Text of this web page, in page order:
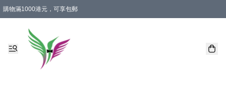
購物滿1000港元，可享包郵